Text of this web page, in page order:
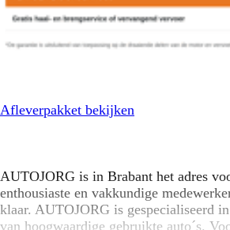
Afleverpakket bekijken
AUTOJORG is in Brabant het adres
enthousiaste en vakkundige
klaar. AUTOJORG is gespecialiseerd
van hoogwaardige gebruikte auto´s.